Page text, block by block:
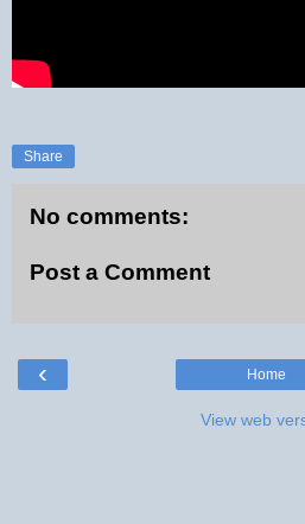
Share
No comments:
Post a Comment
‹ Home
View web